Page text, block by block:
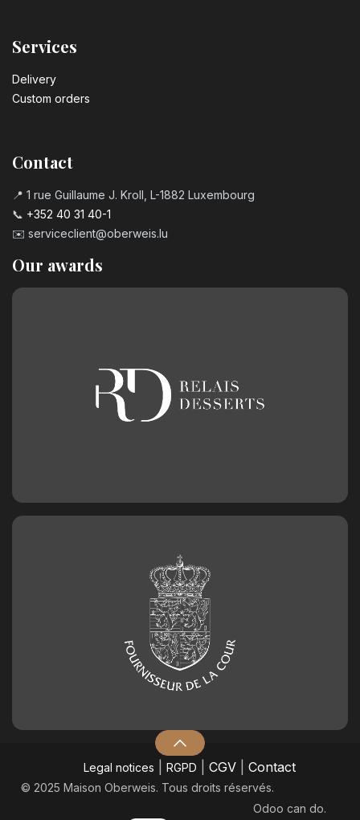
Services
Delivery
Custom orders
Contact
📍 1 rue Guillaume J. Kroll, L-1882 Luxembourg
📞 +352 40 31 40-1
✉️ serviceclient@oberweis.lu
Our awards
Legal notices RGPD CGV| Contact
© 2025 Maison Oberweis. Tous droits réservés.
Odoo can do.